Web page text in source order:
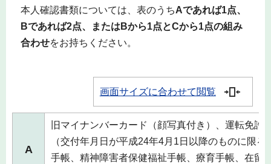
本人確認書類については、表のうちAであれば1点、
Bであれば2点、またはBから1点とCから1点の組み
合わせをお持ちください。
画面サイズに合わせて閲覧
A
旧マイナンバーカード（顔写真付き）、運転免許
（交付年月日が平成24年4月1日以降のものに限
手帳、精神障害者保健福祉手帳、療育手帳、在留